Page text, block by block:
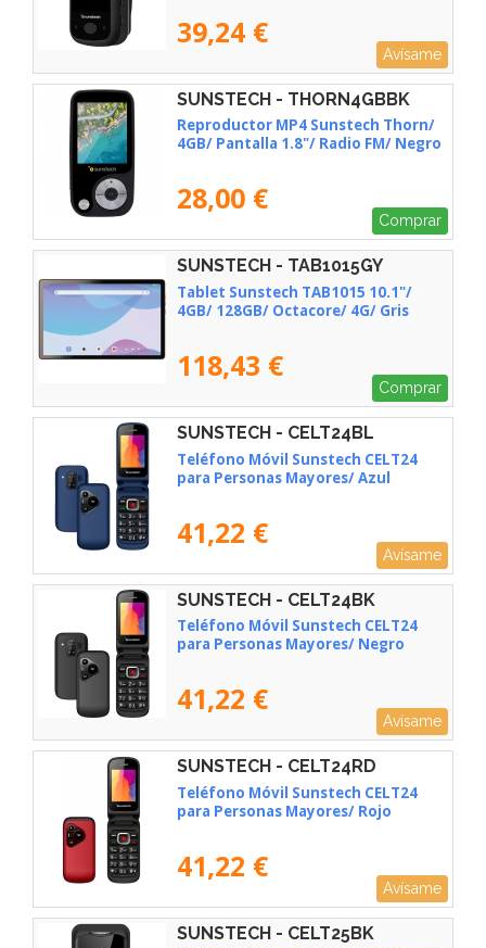
39,24 €
Avísame
SUNSTECH - THORN4GBBK
Reproductor MP4 Sunstech Thorn/
4GB/ Pantalla 1.8"/ Radio FM/ Negro
28,00 €
Comprar
SUNSTECH - TAB1015GY
Tablet Sunstech TAB1015 10.1"/
4GB/ 128GB/ Octacore/ 4G/ Gris
118,43 €
Comprar
SUNSTECH - CELT24BL
Teléfono Móvil Sunstech CELT24
para Personas Mayores/ Azul
41,22 €
Avísame
SUNSTECH - CELT24BK
Teléfono Móvil Sunstech CELT24
para Personas Mayores/ Negro
41,22 €
Avísame
SUNSTECH - CELT24RD
Teléfono Móvil Sunstech CELT24
para Personas Mayores/ Rojo
41,22 €
Avísame
SUNSTECH - CELT25BK